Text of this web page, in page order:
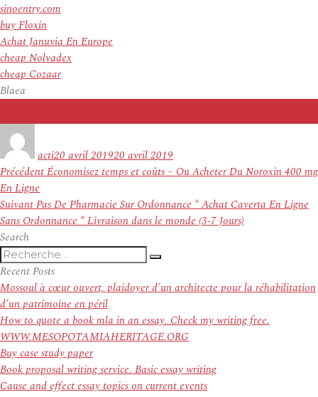
sinoentry.com
buy Floxin
Achat Januvia En Europe
cheap Nolvadex
cheap Cozaar
Blaea
actile
20 avril 201920 avril 2019
Navigation
de
l’article
PrécédentArticle
Économisez temps et coûts – Ou Acheter Du Noroxin 400 mg
En Ligne
SuivantArticle
suivant :
Pas De Pharmacie Sur Ordonnance * Achat Caverta En Ligne
Sans Ordonnance * Livraison dans le monde (3-7 Jours)
Search
Recherche
pour
:
Recherche
Recent Posts
Mossoul à cœur ouvert, plaidoyer d’un architecte pour la réhabilitation
d’un patrimoine en péril
How to quote a book mla in an essay. Check my writing free.
WWW.MESOPOTAMIAHERITAGE.ORG
Buy case study paper
Book proposal writing service. Basic essay writing
Cause and effect essay topics on current events